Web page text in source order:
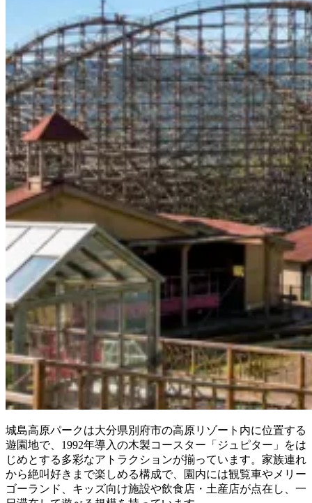
城島高原パークは大分県別府市の高原リゾート内に位置する
遊園地で、1992年導入の木製コースター「ジュピター」をは
じめとする多彩なアトラクションが揃っています。家族連れ
から絶叫好きまで楽しめる構成で、園内には観覧車やメリー
ゴーランド、キッズ向け施設や飲食店・土産店が点在し、一